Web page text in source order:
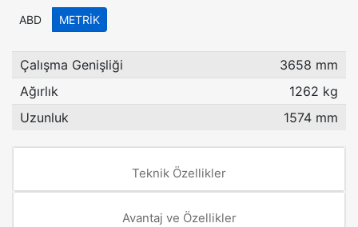
ABD METRIK
Çalışma Genişliği
3658 mm
Ağırlık
1262 kg
Uzunluk
1574 mm
Teknik Özellikler
Avantaj ve Özellikler